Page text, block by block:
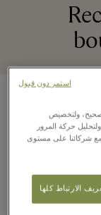
صحيح، ولتخصيص
حركة المرور
شركائنا على مستوى
الارتباط كلها
استمر دون قبول